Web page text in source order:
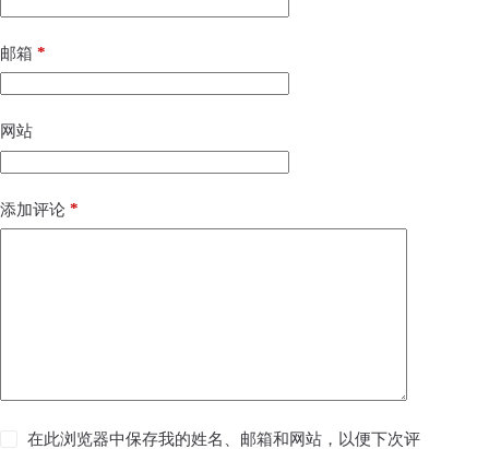
邮箱 *
网站
添加评论 *
在此浏览器中保存我的姓名、邮箱和网站，以便下次评